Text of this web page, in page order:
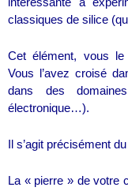
classiques de silice
Cet élément, vous le
Vous l’avez croisé
dans des
électronique…).
Il s’agit précisément du
La « pierre » de votre